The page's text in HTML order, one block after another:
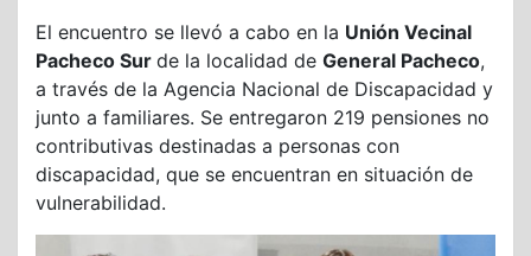
El encuentro se llevó a cabo en la Unión Vecinal
Pacheco Sur de la localidad de General Pacheco,
a través de la Agencia Nacional de Discapacidad y
junto a familiares. Se entregaron 219 pensiones no
contributivas destinadas a personas con
discapacidad, que se encuentran en situación de
vulnerabilidad.